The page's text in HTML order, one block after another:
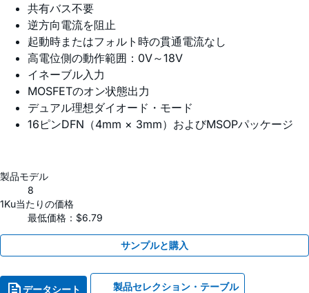
共有バス不要
逆方向電流を阻止
起動時またはフォルト時の貫通電流なし
高電位側の動作範囲：0V～18V
イネーブル入力
MOSFETのオン状態出力
デュアル理想ダイオード・モード
16ピンDFN（4mm × 3mm）およびMSOPパッケージ
製品モデル
8
1Ku当たりの価格
最低価格：$6.79
サンプルと購入
データシート 製品セレクション・テーブル